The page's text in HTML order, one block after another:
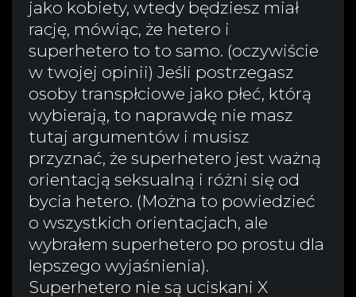
jako kobiety, wtedy będziesz miał
rację, mówiąc, że hetero i
superhetero to to samo. (oczywiście
w twojej opinii) Jeśli postrzegasz
osoby transpłciowe jako płeć, którą
wybierają, to naprawdę nie masz
tutaj argumentów i musisz
przyznać, że superhetero jest ważną
orientacją seksualną i różni się od
bycia hetero. (Można to powiedzieć
o wszystkich orientacjach, ale
wybrałem superhetero po prostu dla
lepszego wyjaśnienia).
Superhetero nie są uciskani X